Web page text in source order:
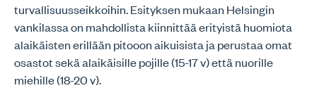
turvallisuusseikkoihin. Esityksen mukaan Helsingin
vankilassa on mahdollista kiinnittää erityistä huomiota
alaikäisten erillään pitooon aikuisista ja perustaa omat
osastot sekä alaikäisille pojille (15-17 v) että nuorille
miehille (18-20 v).